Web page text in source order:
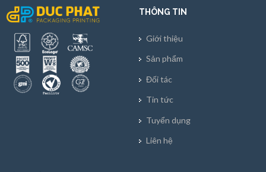
THÔNG TIN
Giới thiệu
Sản phẩm
Đối tác
Tin tức
Tuyển dụng
Liên hệ